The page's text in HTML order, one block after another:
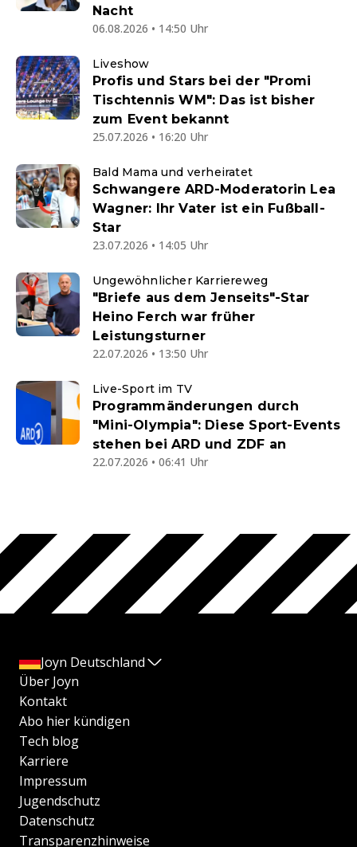
Nacht
06.08.2026 • 14:50 Uhr
Liveshow
Profis und Stars bei der "Promi
Tischtennis WM": Das ist bisher
zum Event bekannt
25.07.2026 • 16:20 Uhr
Bald Mama und verheiratet
Schwangere ARD-Moderatorin Lea
Wagner: Ihr Vater ist ein Fußball-
Star
23.07.2026 • 14:05 Uhr
Ungewöhnlicher Karriereweg
"Briefe aus dem Jenseits"-Star
Heino Ferch war früher
Leistungsturner
22.07.2026 • 13:50 Uhr
Live-Sport im TV
Programmänderungen durch
"Mini-Olympia": Diese Sport-Events
stehen bei ARD und ZDF an
22.07.2026 • 06:41 Uhr
Joyn Deutschland
Über Joyn
Kontakt
Abo hier kündigen
Tech blog
Karriere
Impressum
Jugendschutz
Datenschutz
Transparenzhinweise